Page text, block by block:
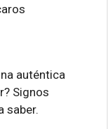
auténtica
Signos
saber.